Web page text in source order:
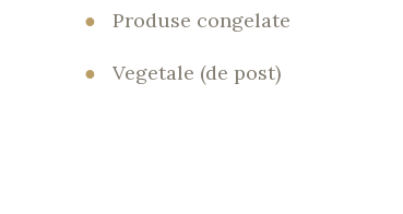
● Produse congelate
● Vegetale (de post)